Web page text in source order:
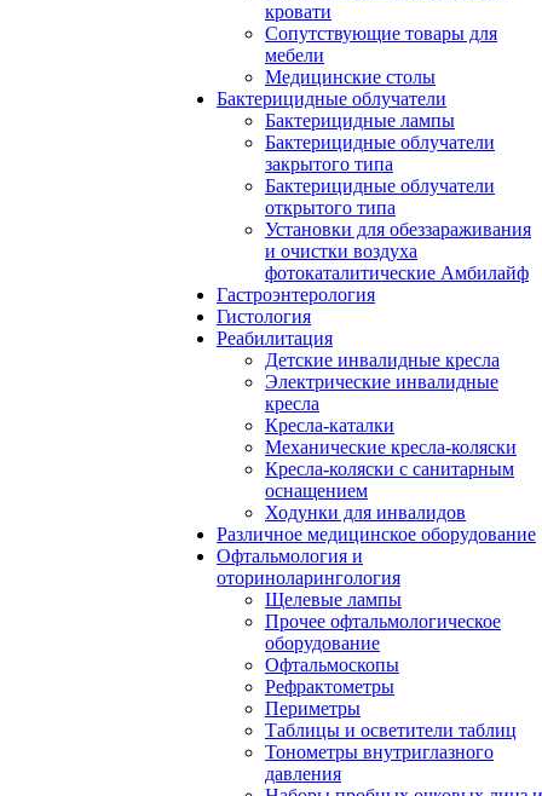
кровати
Сопутствующие товары для
мебели
Медицинские столы
Бактерицидные облучатели
Бактерицидные лампы
Бактерицидные облучатели
закрытого типа
Бактерицидные облучатели
открытого типа
Установки для обеззараживания
и очистки воздуха
фотокаталитические Амбилайф
Гастроэнтерология
Гистология
Реабилитация
Детские инвалидные кресла
Электрические инвалидные
кресла
Кресла-каталки
Механические кресла-коляски
Кресла-коляски с санитарным
оснащением
Ходунки для инвалидов
Различное медицинское оборудование
Офтальмология и
оториноларингология
Щелевые лампы
Прочее офтальмологическое
оборудование
Офтальмоскопы
Рефрактометры
Периметры
Таблицы и осветители таблиц
Тонометры внутриглазного
давления